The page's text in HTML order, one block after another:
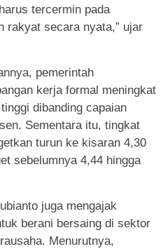
tercermin pada
rakyat secara nyata,” ujar
pemerintah
kerja formal meningkat
dibanding capaian
Sementara itu, tingkat
turun ke kisaran 4,30
sebelumnya 4,44 hingga
juga mengajak
berani bersaing di sektor
Menurutnya,